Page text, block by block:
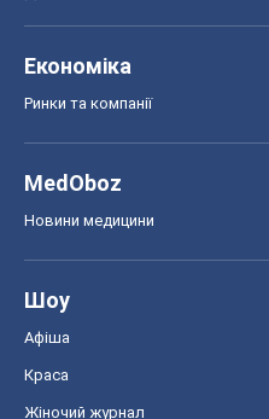
Економіка
Ринки та компанії
MedOboz
Новини медицини
Шоу
Афіша
Краса
Жіночий журнал